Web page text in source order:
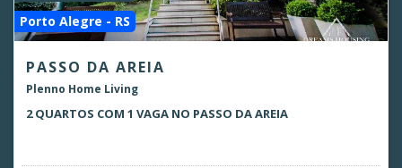
Porto Alegre - RS
PASSO DA AREIA
Plenno Home Living
2 QUARTOS COM 1 VAGA NO PASSO DA AREIA